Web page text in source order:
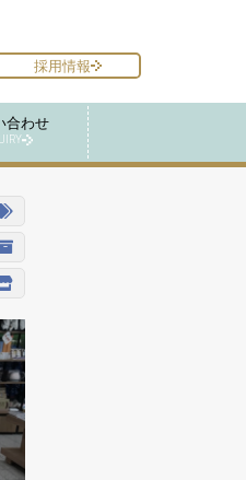
合わせ
採用情報